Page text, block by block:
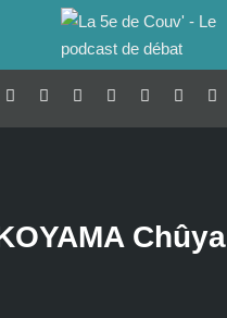
Chûya